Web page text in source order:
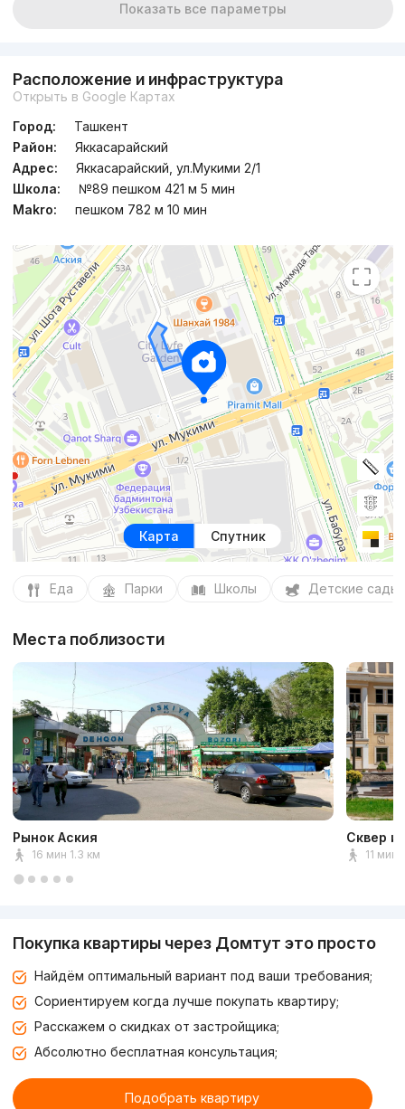
Показать все параметры
Расположение и инфраструктура
Открыть в Google Картах
Город:
Ташкент
Район:
Яккасарайский
Адрес:
Яккасарайский, ул.Мукими 2/1
Школа:
№89 пешком 421 м 5 мин
Makro:
пешком 782 м 10 мин
Карта Спутник
Еда Парки Школы Детские сады
Места поблизости
Рынок Аския
16 мин 1.3 км
Сквер
11 мин
Покупка квартиры через Домтут это просто
Найдём оптимальный вариант под ваши требования;
Сориентируем когда лучше покупать квартиру;
Расскажем о скидках от застройщика;
Абсолютно бесплатная консультация;
Подобрать квартиру